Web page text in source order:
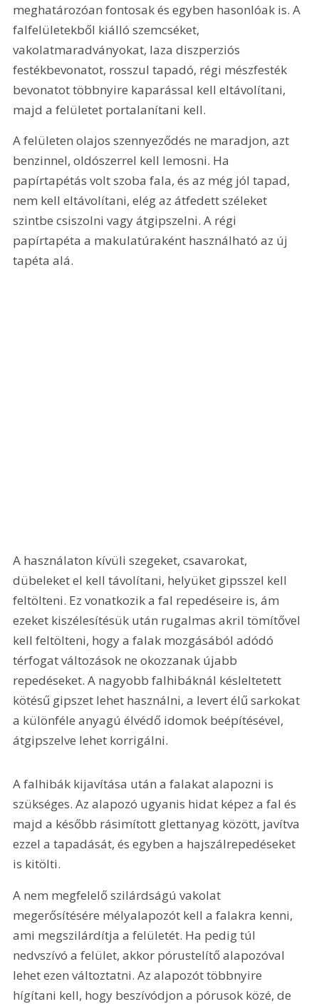
meghatározóan fontosak és egyben hasonlóak is. A
falfelületekből kiálló szemcséket,
vakolatmaradványokat, laza diszperziós
festékbevonatot, rosszul tapadó, régi mészfesték
bevonatot többnyire kaparással kell eltávolítani,
majd a felületet portalanítani kell.
A felületen olajos szennyeződés ne maradjon, azt
benzinnel, oldószerrel kell lemosni. Ha
papírtapétás volt szoba fala, és az még jól tapad,
nem kell eltávolítani, elég az átfedett széleket
szintbe csiszolni vagy átgipszelni. A régi
papírtapéta a makulatúraként használható az új
tapéta alá.
A használaton kívüli szegeket, csavarokat,
dübeleket el kell távolítani, helyüket gipsszel kell
feltölteni. Ez vonatkozik a fal repedéseire is, ám
ezeket kiszélesítésük után rugalmas akril tömítővel
kell feltölteni, hogy a falak mozgásából adódó
térfogat változások ne okozzanak újabb
repedéseket. A nagyobb falhibáknál késleltetett
kötésű gipszet lehet használni, a levert élű sarkokat
a különféle anyagú élvédő idomok beépítésével,
átgipszelve lehet korrigálni.
A falhibák kijavítása után a falakat alapozni is
szükséges. Az alapozó ugyanis hidat képez a fal és
majd a később rásimított glettanyag között, javítva
ezzel a tapadását, és egyben a hajszálrepedé­seket
is kitölti.
A nem megfelelő szilárdságú vakolat
megerősítésére mélyalapozót kell a falakra kenni,
ami megszilárdítja a felületét. Ha pedig túl
nedvszívó a felület, akkor pórustelítő alapozóval
lehet ezen változtatni. Az alapozót többnyire
hígítani kell, hogy beszívódjon a pórusok közé, de